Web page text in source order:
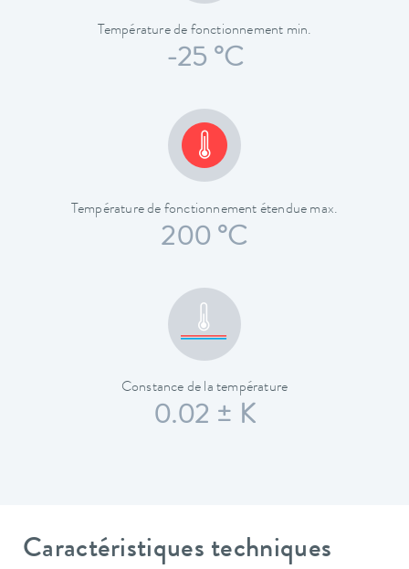
Température de fonctionnement min.
-25 °C
Température de fonctionnement étendue max.
200 °C
Constance de la température
0.02 ± K
Caractéristiques techniques